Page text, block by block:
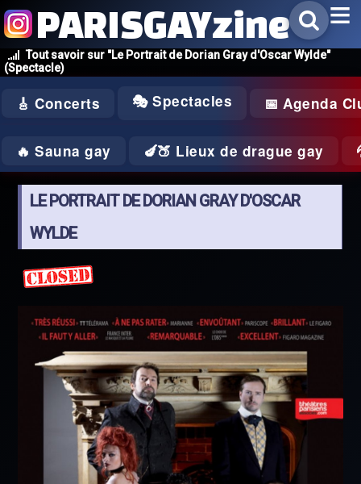
Tout savoir sur "Le Portrait de Dorian Gray d'Oscar Wylde"
(Spectacle)
PARISGAYzine
🎸 Concerts 🎭 Spectacles 📅 Agenda
🔥 Sauna gay 🍆🍑 Lieux de drague gay
LE PORTRAIT DE DORIAN GRAY D'OSCAR
WYLDE